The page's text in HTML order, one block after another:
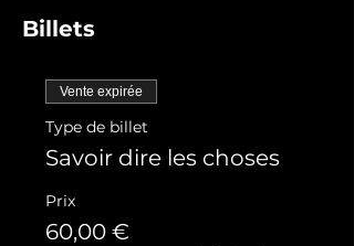
Billets
Vente expirée
Type de billet
Savoir dire les choses
Prix
60,00 €